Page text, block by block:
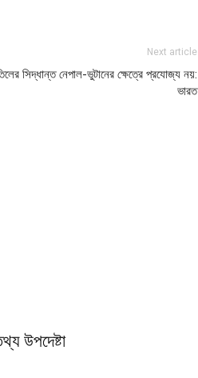
Next article
সিদ্ধান্ত নেপাল-ভুটানের ক্ষেত্রে প্রযোজ্য নয়:
ভারত
উপদেষ্টা